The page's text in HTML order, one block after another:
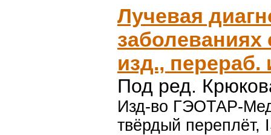
Лучевая
заболеваниях
изд., перераб.
Под ред.
Изд-во ГЭОТАР-
твёрдый переплёт,